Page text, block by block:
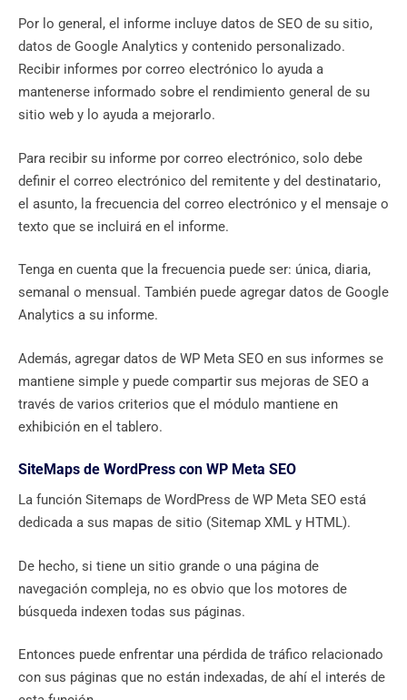
Por lo general, el informe incluye datos de SEO de su sitio,
datos de Google Analytics y contenido personalizado.
Recibir informes por correo electrónico lo ayuda a
mantenerse informado sobre el rendimiento general de su
sitio web y lo ayuda a mejorarlo.
Para recibir su informe por correo electrónico, solo debe
definir el correo electrónico del remitente y del destinatario,
el asunto, la frecuencia del correo electrónico y el mensaje o
texto que se incluirá en el informe.
Tenga en cuenta que la frecuencia puede ser: única, diaria,
semanal o mensual. También puede agregar datos de Google
Analytics a su informe.
Además, agregar datos de WP Meta SEO en sus informes se
mantiene simple y puede compartir sus mejoras de SEO a
través de varios criterios que el módulo mantiene en
exhibición en el tablero.
SiteMaps de WordPress con WP Meta SEO
La función Sitemaps de WordPress de WP Meta SEO está
dedicada a sus mapas de sitio (Sitemap XML y HTML).
De hecho, si tiene un sitio grande o una página de
navegación compleja, no es obvio que los motores de
búsqueda indexen todas sus páginas.
Entonces puede enfrentar una pérdida de tráfico relacionado
con sus páginas que no están indexadas, de ahí el interés de